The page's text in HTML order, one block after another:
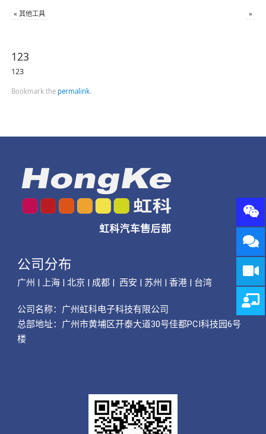
« 其他工具 »
123
123
Bookmark the permalink.
公司分布
广州 | 上海 | 北京 | 成都 | 西安 | 苏州 | 香港 | 台湾
公司名称： 广州虹科电子科技有限公司
总部地址：广州市黄埔区开泰大道30号佳都PCI科技园6号
楼